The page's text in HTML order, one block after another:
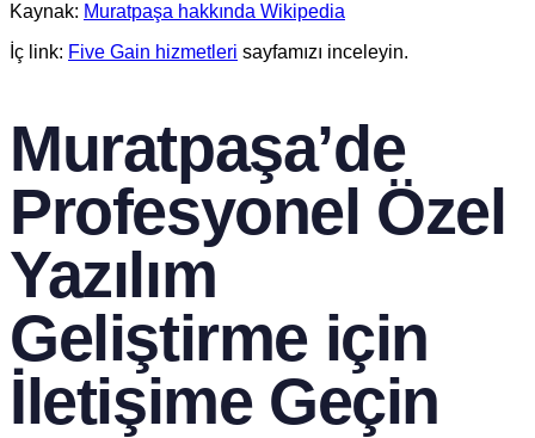
Kaynak: Muratpaşa hakkında Wikipedia
İç link: Five Gain hizmetleri sayfamızı inceleyin.
Muratpaşa’de
Profesyonel Özel
Yazılım
Geliştirme için
İletişime Geçin